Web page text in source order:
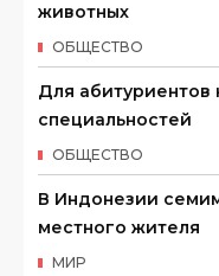
животных
ОБЩЕСТВО
Для абитуриентов
специальностей
ОБЩЕСТВО
В Индонезии
местного жителя
МИР